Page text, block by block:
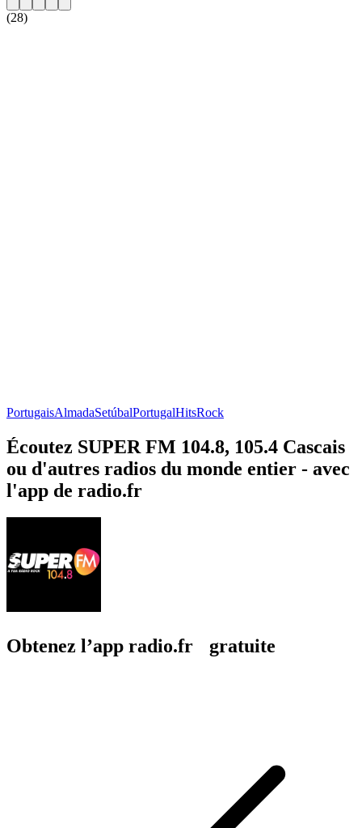
(28)
PortugaisAlmadaSetúbalPortugalHitsRock
Écoutez SUPER FM 104.8, 105.4 Cascais
ou d'autres radios du monde entier - avec
l'app de radio.fr
Obtenez l’app radio.fr gratuite